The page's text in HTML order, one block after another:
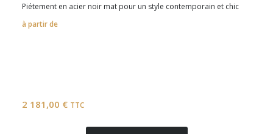
Piétement en acier noir mat pour un style contemporain et chic
à partir de
2 181,00 € TTC